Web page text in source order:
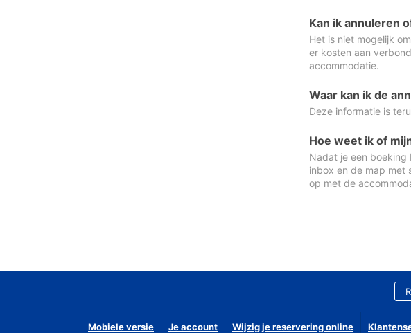
Kan ik annuleren
Het is niet mogelijk
er kosten aan
accommodatie.
Waar kan ik de
Deze informatie is
Hoe weet ik of
Nadat je een boeking
inbox en de map met
op met de
Mobiele versie Je account Wijzig je reservering online